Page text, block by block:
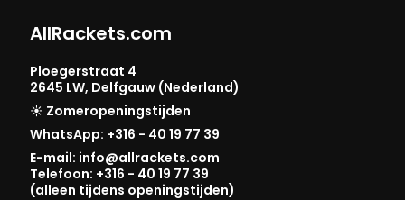
AllRackets.com
Ploegerstraat 4
2645 LW, Delfgauw (Nederland)
☀️ Zomeropeningstijden
WhatsApp: +316 - 40 19 77 39
E-mail: info@allrackets.com
Telefoon: +316 - 40 19 77 39
(alleen tijdens openingstijden)